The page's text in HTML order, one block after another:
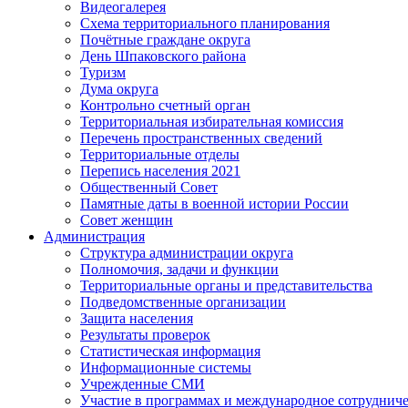
Видеогалерея
Схема территориального планирования
Почётные граждане округа
День Шпаковского района
Туризм
Дума округа
Контрольно счетный орган
Территориальная избирательная комиссия
Перечень пространственных сведений
Территориальные отделы
Перепись населения 2021
Общественный Совет
Памятные даты в военной истории России
Совет женщин
Администрация
Структура администрации округа
Полномочия, задачи и функции
Территориальные органы и представительства
Подведомственные организации
Защита населения
Результаты проверок
Статистическая информация
Информационные системы
Учрежденные СМИ
Участие в программах и международное